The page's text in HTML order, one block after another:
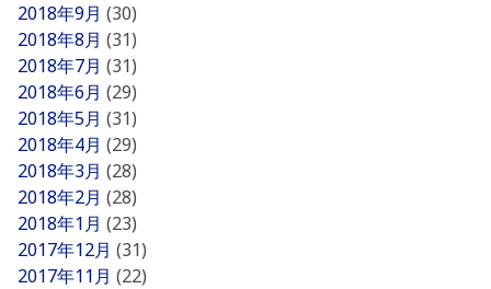
2018年9月 (30)
2018年8月 (31)
2018年7月 (31)
2018年6月 (29)
2018年5月 (31)
2018年4月 (29)
2018年3月 (28)
2018年2月 (28)
2018年1月 (23)
2017年12月 (31)
2017年11月 (22)